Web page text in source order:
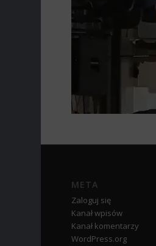
META
Zaloguj się
Kanał wpisów
Kanał komentarzy
WordPress.org